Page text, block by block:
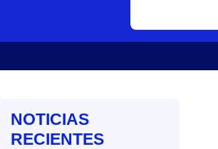
NOTICIAS
RECIENTES